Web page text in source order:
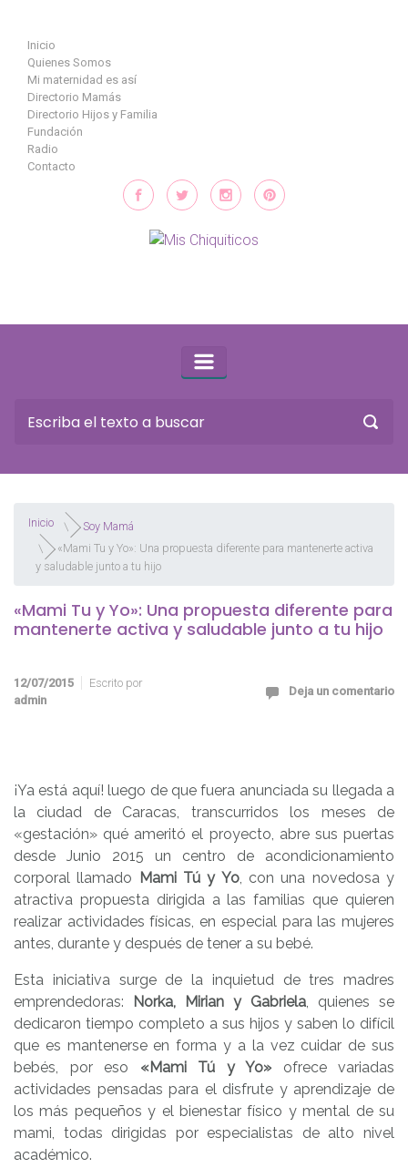
Inicio
Quienes Somos
Mi maternidad es así
Directorio Mamás
Directorio Hijos y Familia
Fundación
Radio
Contacto
Inicio
Soy Mamá
«Mami Tu y Yo»: Una propuesta diferente para mantenerte activa
y saludable junto a tu hijo
«Mami Tu y Yo»: Una propuesta diferente para
mantenerte activa y saludable junto a tu hijo
12/07/2015
Escrito por
admin
Deja un comentario
¡Ya está aquí! luego de que fuera anunciada su llegada a
la ciudad de Caracas, transcurridos los meses de
«gestación» qué ameritó el proyecto, abre sus puertas
desde Junio 2015 un centro de acondicionamiento
corporal llamado
Mami Tú y Yo, con una novedosa y
atractiva propuesta dirigida a las familias que quieren
realizar actividades físicas, en especial para las mujeres
antes, durante y después de tener a su bebé.
Esta iniciativa surge de la inquietud de tres madres
emprendedoras:
Norka, Mirian y Gabriela, quienes se
dedicaron tiempo completo a sus hijos y saben lo difícil
que es mantenerse en forma y a la vez cuidar de sus
bebés, por eso «Mami Tú y Yo» ofrece variadas
actividades pensadas para el disfrute y aprendizaje de
los más pequeños y el bienestar físico y mental de su
mami, todas dirigidas por especialistas de alto nivel
académico.